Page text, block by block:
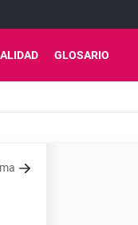
GLOSARIO